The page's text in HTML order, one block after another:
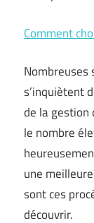
Comment
Nombreuses
s’inquiètent
de la gestion
le nombre
une
sont ces
découvrir.